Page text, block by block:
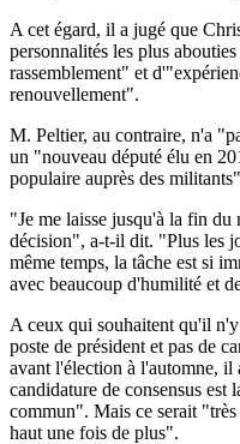
A cet égard, il a jugé que
personnalités les plus
rassemblement" et
renouvellement".
M. Peltier, au contraire, n'a
un "nouveau député élu en
populaire auprès des
"Je me laisse jusqu'à la fin
décision", a-t-il dit. "Plus les
même temps, la tâche est si
avec beaucoup d'humilité et
A ceux qui souhaitent qu'il
poste de président et pas de
avant l'élection à l'automne,
candidature de consensus est
commun". Mais ce serait
haut une fois de plus".